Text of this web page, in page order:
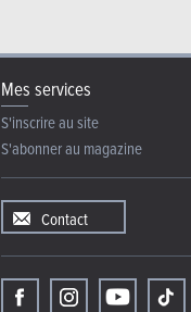
Mes services
S'inscrire au site
S'abonner au magazine
Contact